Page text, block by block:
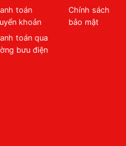
toán
khoản
toán qua
bưu điện
Chính sách
bảo mật